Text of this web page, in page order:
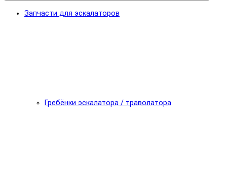
Запчасти для эскалаторов
Гребёнки эскалатора / траволатора